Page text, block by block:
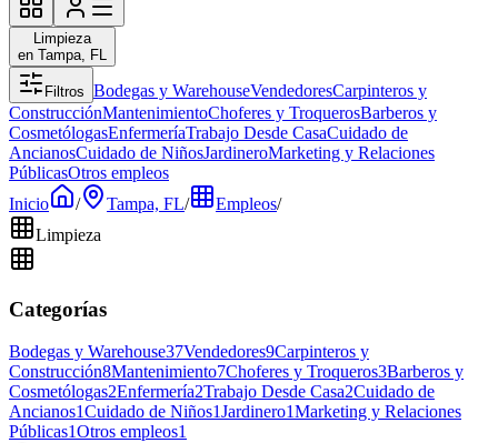
Limpieza
en Tampa, FL
Filtros Bodegas y WarehouseVendedoresCarpinteros y
ConstrucciónMantenimientoChoferes y TroquerosBarberos y
CosmetólogasEnfermeríaTrabajo Desde CasaCuidado de
AncianosCuidado de NiñosJardineroMarketing y Relaciones
PúblicasOtros empleos
Inicio
/ Tampa, FL/ Empleos/
Limpieza
Categorías
Bodegas y Warehouse37Vendedores9Carpinteros y
Construcción8Mantenimiento7Choferes y Troqueros3Barberos y
Cosmetólogas2Enfermería2Trabajo Desde Casa2Cuidado de
Ancianos1Cuidado de Niños1Jardinero1Marketing y Relaciones
Públicas1Otros empleos1